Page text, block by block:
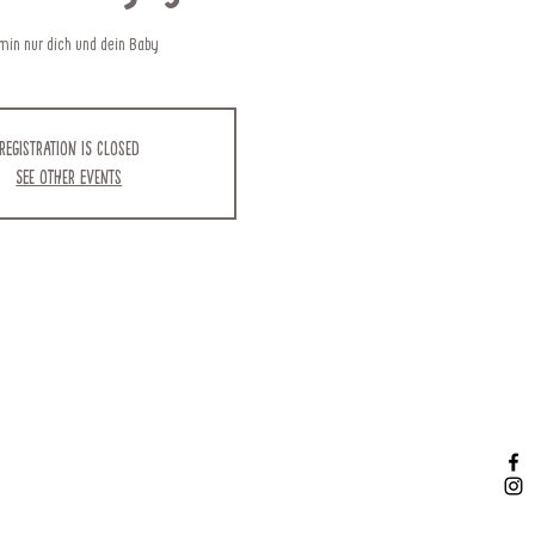
nur dich und dein Baby
is closed
See other events